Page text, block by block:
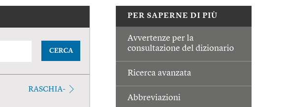
PER SAPERNE DI PIÙ
Avvertenze per la
consultazione del dizionario
Ricerca avanzata
Abbreviazioni
CERCA
RASCHIA-